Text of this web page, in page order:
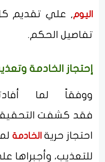
اليوم, علي تقديم
تفاصيل الحكم.
إحتجاز الخادمة
ووفقاً لما
فقد كشفت
احتجاز حرية الخادمة
للتعذيب، وأجبراها